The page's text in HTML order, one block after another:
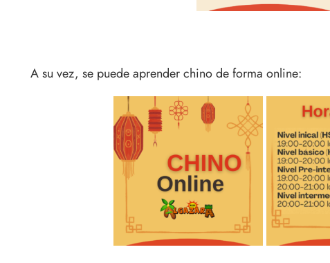
A su vez, se puede aprender chino de forma online: